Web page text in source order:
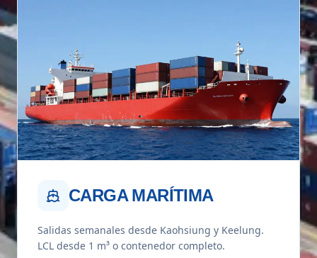
CARGA MARÍTIMA
Salidas semanales desde Kaohsiung y Keelung.
LCL desde 1 m³ o contenedor completo.